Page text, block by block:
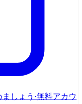
しょう ·無料アカウ